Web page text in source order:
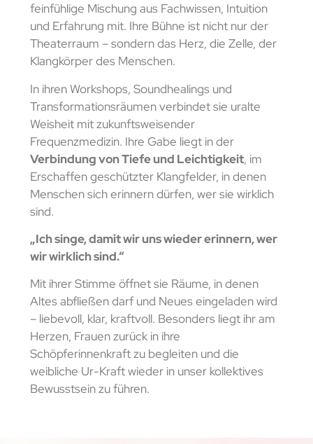
feinfühlige Mischung aus Fachwissen, Intuition
und Erfahrung mit. Ihre Bühne ist nicht nur der
Theaterraum – sondern das Herz, die Zelle, der
Klangkörper des Menschen.
In ihren Workshops, Soundhealings und
Transformationsräumen verbindet sie uralte
Weisheit mit zukunftsweisender
Frequenzmedizin. Ihre Gabe liegt in der
Verbindung von Tiefe und Leichtigkeit, im
Erschaffen geschützter Klangfelder, in denen
Menschen sich erinnern dürfen, wer sie wirklich
sind.
„Ich singe, damit wir uns wieder erinnern, wer
wir wirklich sind.“
Mit ihrer Stimme öffnet sie Räume, in denen
Altes abfließen darf und Neues eingeladen wird
– liebevoll, klar, kraftvoll. Besonders liegt ihr am
Herzen, Frauen zurück in ihre
Schöpferinnenkraft zu begleiten und die
weibliche Ur-Kraft wieder in unser kollektives
Bewusstsein zu führen.